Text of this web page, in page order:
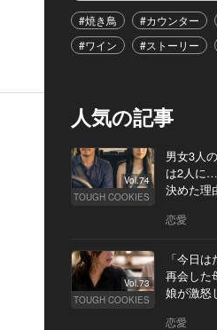
#焼き鳥 #カウンター
#ワイン
#ストーリー
人気の記事
Vol.74
TOUGH COOKIES
男女3人
は2人に
決めた理
恋愛
Vol.73
TOUGH COOKIES
「今日
再会した
娘が激怒
恋愛